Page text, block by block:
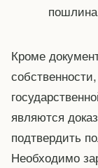
Кроме
являются
подтвердить
Необходимо